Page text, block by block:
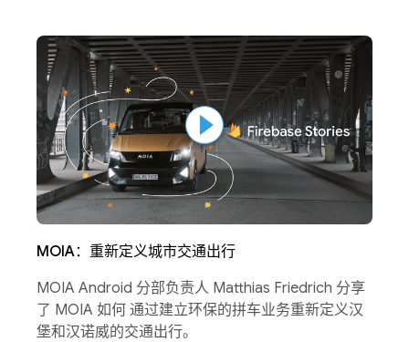
MOIA：重新定义城市交通出行
MOIA Android 分部负责人 Matthias Friedrich 分享
了 MOIA 如何 通过建立环保的拼车业务重新定义汉
堡和汉诺威的交通出行。